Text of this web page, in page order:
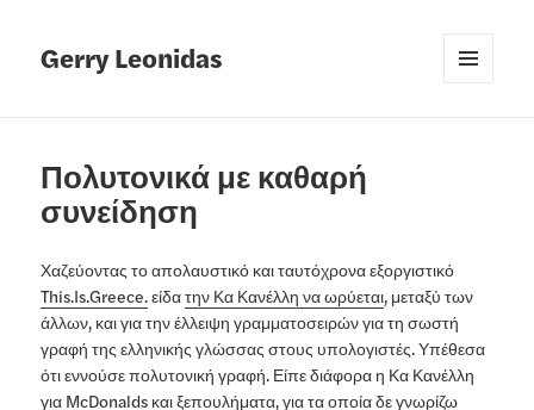
Gerry Leonidas
Πολυτονικά με καθαρή
συνείδηση
Χαζεύοντας το απολαυστικό και ταυτόχρονα εξοργιστικό
This.Is.Greece.είδατην Κα Κανέλλη να ωρύεται, μεταξύ των
άλλων, και για την έλλειψη γραμματοσειρών για τη σωστή
γραφή της ελληνικής γλώσσας στους υπολογιστές. Υπέθεσα
ότι εννούσε πολυτονική γραφή. Είπε διάφορα η Κα Κανέλλη
για McDonalds και ξεπουλήματα, για τα οποία δε γνωρίζω